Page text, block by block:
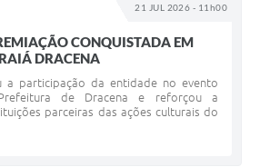
21 JUL 2026 - 11h00
CONQUISTADA EM
DRACENA
a participação da entidade no evento
de Dracena e reforçou a
parceiras das ações culturais do